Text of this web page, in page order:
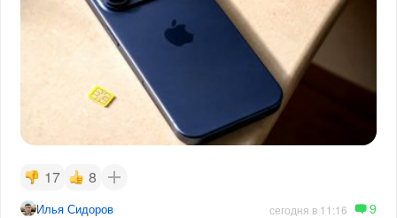
17 8
Илья Сидоров сегодня в 11:16 9